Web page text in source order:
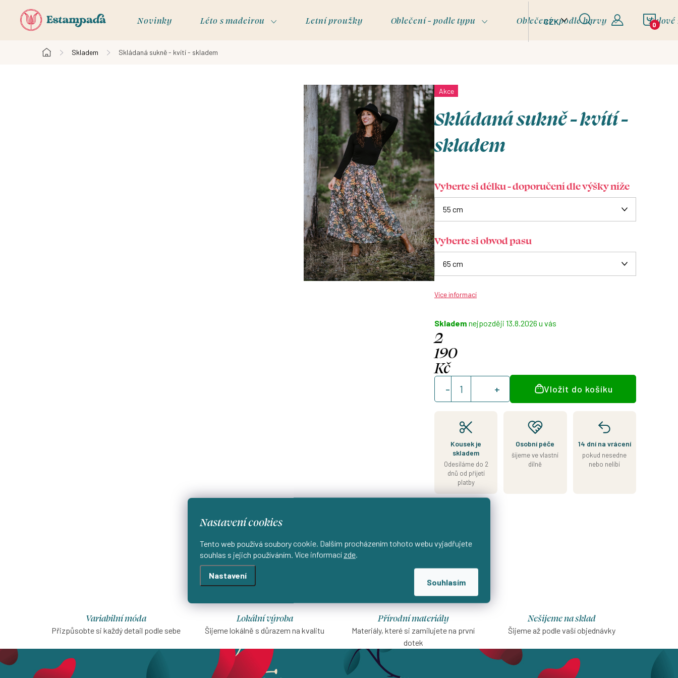
Nastavení cookies
Tento web používá soubory cookie. Dalším procházením tohoto webu vyjadřujete
souhlas s jejich používáním. Více informací zde.
Nastavení
Souhlasím
CZK
Novinky Léto s madeirou Letní proužky Oblečení - podle typu Oblečení - podle barvy
Domů
Skladem Skládaná sukně - kvítí - skladem
Akce
Skládaná sukně - kvítí -
skladem
Vyberte si délku - doporučení dle výšky níže
Vyberte si obvod pasu
Více informací
Skladem 13.8.2026
2
190
Kč
Měrná
cena:
Vložit do košíku
Kousek je
skladem
Odesíláme do 2
dnů od přijetí
platby
Osobní péče
šijeme ve vlastní
dílně
14 dní na vrácení
pokud nesedne
nebo nelíbí
Variabilní móda
Přizpůsobte si každý detail podle sebe
Lokální výroba
Šijeme lokálně s důrazem na kvalitu
Přírodní materiály
Materiály, které si zamilujete na první
dotek
Nešijeme na sklad
Šijeme až podle vaší objednávky